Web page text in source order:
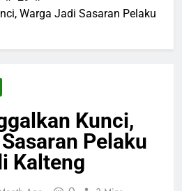
Warga Jadi Sasaran Pelaku
Kunci,
Pelaku
Kalteng